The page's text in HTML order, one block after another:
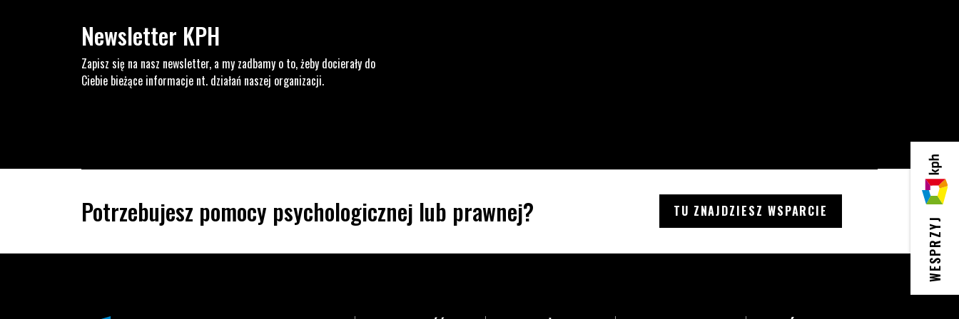
WESPRZYJ
KPH
Newsletter KPH
Zapisz się na nasz newsletter, a my zadbamy o to, żeby docierały do
Ciebie bieżące informacje nt. działań naszej organizacji.
Potrzebujesz pomocy psychologicznej lub prawnej? TU ZNAJDZIESZ WSPARCIE